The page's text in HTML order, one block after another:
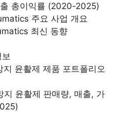
총이익률 (2020-2025)
주요 사업 개요
최신 동향
지 윤활제 제품 포트폴리오
지 윤활제 판매량, 매출, 가